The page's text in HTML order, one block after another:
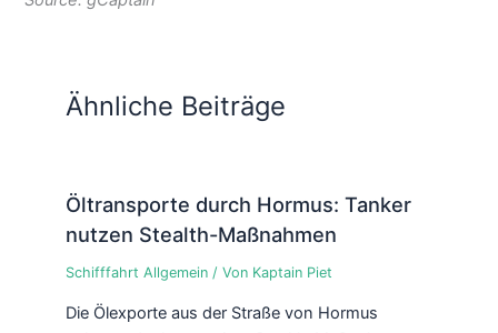
Ähnliche Beiträge
Öltransporte durch Hormus: Tanker
nutzen Stealth-Maßnahmen
Schifffahrt Allgemein/ Von Kaptain Piet
Die Ölexporte aus der Straße von Hormus